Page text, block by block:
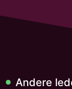
Andere